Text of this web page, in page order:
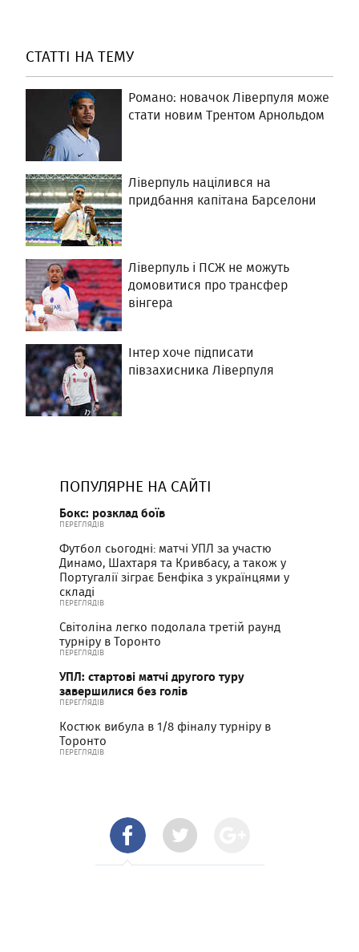
СТАТТІ НА ТЕМУ
Романо: новачок Ліверпуля може
стати новим Трентом Арнольдом
Ліверпуль націлився на
придбання капітана Барселони
Ліверпуль і ПСЖ не можуть
домовитися про трансфер
вінгера
Інтер хоче підписати
півзахисника Ліверпуля
ПОПУЛЯРНЕ НА САЙТІ
Бокс: розклад боїв
ПЕРЕГЛЯДІВ
Футбол сьогодні: матчі УПЛ за участю
Динамо, Шахтаря та Кривбасу, а також у
Португалії зіграє Бенфіка з українцями у
складі
ПЕРЕГЛЯДІВ
Світоліна легко подолала третій раунд
турніру в Торонто
ПЕРЕГЛЯДІВ
УПЛ: стартові матчі другого туру
завершилися без голів
ПЕРЕГЛЯДІВ
Костюк вибула в 1/8 фіналу турніру в
Торонто
ПЕРЕГЛЯДІВ